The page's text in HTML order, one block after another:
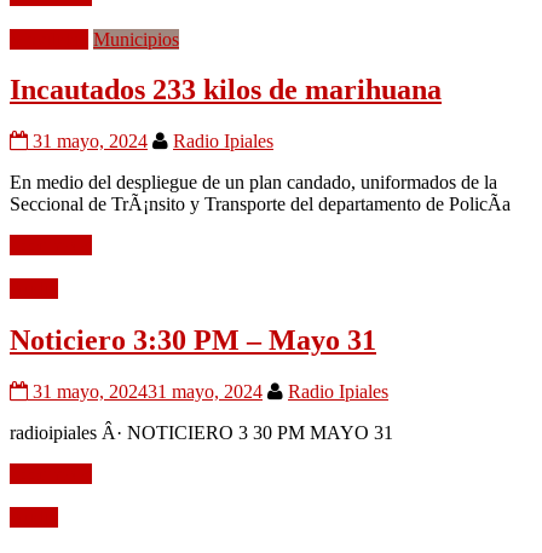
Municipios
Incautados 233 kilos de marihuana
31 mayo, 2024
Radio Ipiales
En medio del despliegue de un plan candado, uniformados de la
Seccional de TrÃ¡nsito y Transporte del departamento de PolicÃ­a
Noticiero 3:30 PM – Mayo 31
31 mayo, 202431 mayo, 2024
Radio Ipiales
radioipiales Â· NOTICIERO 3 30 PM MAYO 31